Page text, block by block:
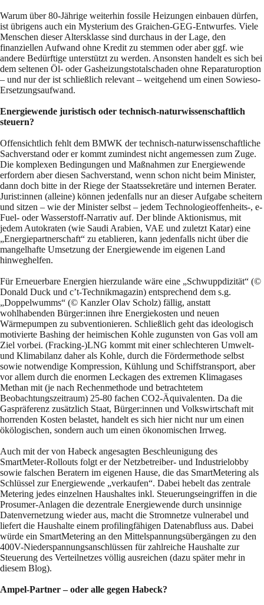
Warum über 80-Jährige weiterhin fossile Heizungen einbauen dürfen,
ist übrigens auch ein Mysterium des Graichen-GEG-Entwurfes. Viele
Menschen dieser Altersklasse sind durchaus in der Lage, den
finanziellen Aufwand ohne Kredit zu stemmen oder aber ggf. wie
andere Bedürftige unterstützt zu werden. Ansonsten handelt es sich bei
dem seltenen Öl- oder Gasheizungstotalschaden ohne Reparaturoption
– und nur der ist schließlich relevant – weitgehend um einen Sowieso-
Ersetzungsaufwand.
Energiewende juristisch oder technisch-naturwissenschaftlich
steuern?
Offensichtlich fehlt dem BMWK der technisch-naturwissenschaftliche
Sachverstand oder er kommt zumindest nicht angemessen zum Zuge.
Die komplexen Bedingungen und Maßnahmen zur Energiewende
erfordern aber diesen Sachverstand, wenn schon nicht beim Minister,
dann doch bitte in der Riege der Staatssekretäre und internen Berater.
Jurist:innen (alleine) können jedenfalls nur an dieser Aufgabe scheitern
und sitzen – wie der Minister selbst – jedem Technologieoffenheits-, e-
Fuel- oder Wasserstoff-Narrativ auf. Der blinde Aktionismus, mit
jedem Autokraten (wie Saudi Arabien, VAE und zuletzt Katar) eine
„Energiepartnerschaft“ zu etablieren, kann jedenfalls nicht über die
mangelhafte Umsetzung der Energiewende im eigenen Land
hinweghelfen.
Für Erneuerbare Energien hierzulande wäre eine „Schwuppdizität“ (©
Donald Duck und c’t-Technikmagazin) entsprechend dem s.g.
„Doppelwumms“ (© Kanzler Olav Scholz) fällig, anstatt
wohlhabenden Bürger:innen ihre Energiekosten und neuen
Wärmepumpen zu subventionieren. Schließlich geht das ideologisch
motivierte Bashing der heimischen Kohle zugunsten von Gas voll am
Ziel vorbei. (Fracking-)LNG kommt mit einer schlechteren Umwelt-
und Klimabilanz daher als Kohle, durch die Fördermethode selbst
sowie notwendige Kompression, Kühlung und Schiffstransport, aber
vor allem durch die enormen Leckagen des extremen Klimagases
Methan mit (je nach Rechenmethode und betrachtetem
Beobachtungszeitraum) 25-80 fachen CO2-Äquivalenten. Da die
Gaspräferenz zusätzlich Staat, Bürger:innen und Volkswirtschaft mit
horrenden Kosten belastet, handelt es sich hier nicht nur um einen
ökölogischen, sondern auch um einen ökonomischen Irrweg.
Auch mit der von Habeck angesagten Beschleunigung des
SmartMeter-Rollouts folgt er der Netzbetreiber- und Industrielobby
sowie falschen Beratern im eigenen Hause, die das SmartMetering als
Schlüssel zur Energiewende „verkaufen“. Dabei hebelt das zentrale
Metering jedes einzelnen Haushaltes inkl. Steuerungseingriffen in die
Prosumer-Anlagen die dezentrale Energiewende durch unsinnige
Datenvernetzung wieder aus, macht die Stromnetze vulnerabel und
liefert die Haushalte einem profilingfähigen Datenabfluss aus. Dabei
würde ein SmartMetering an den Mittelspannungsübergängen zu den
400V-Niederspannungsanschlüssen für zahlreiche Haushalte zur
Steuerung des Verteilnetzes völlig ausreichen (dazu später mehr in
diesem Blog).
Ampel-Partner – oder alle gegen Habeck?